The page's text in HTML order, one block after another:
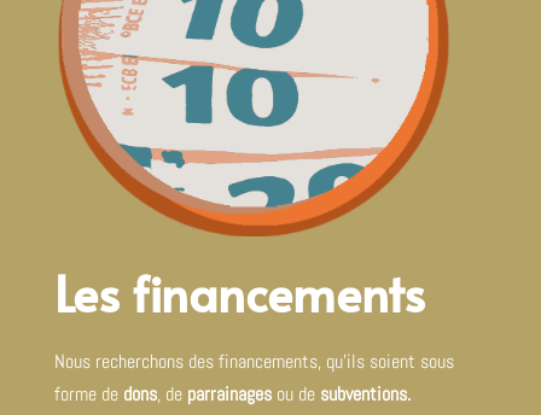
Les financements
Nous recherchons des financements, qu’ils soient sous
forme de dons, de parrainagesou de subventions.